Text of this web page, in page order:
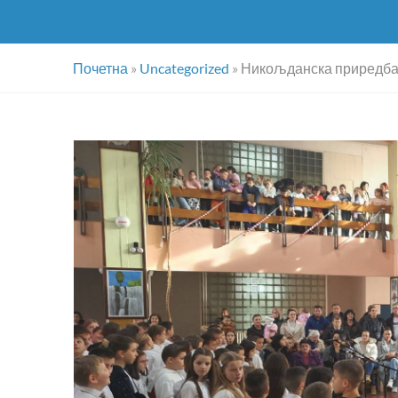
Почетна » Uncategorized » Никољданска приредба